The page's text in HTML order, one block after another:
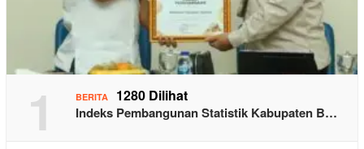
1 BERITA 1280 Dilihat
Indeks Pembangunan Statistik Kabupaten B…